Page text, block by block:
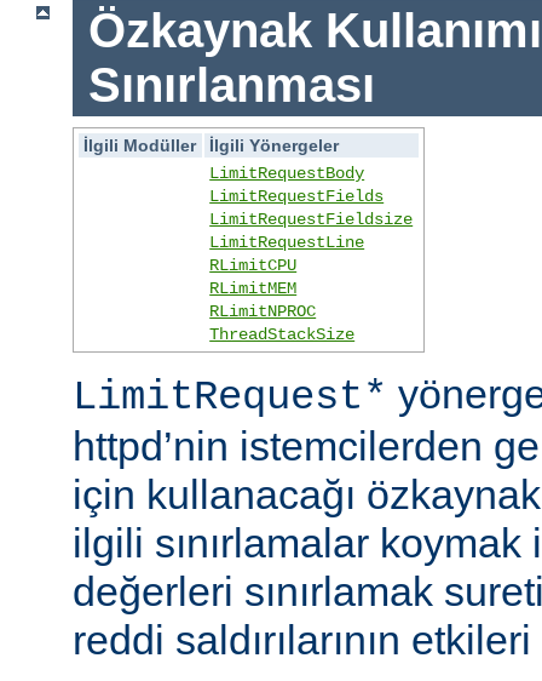
Özkaynak
Sınırlanması
İlgili Modüller
İlgili Yönergeler
LimitRequestBody
LimitRequestFields
LimitRequestFieldsize
LimitRequestLine
RLimitCPU
RLimitMEM
RLimitNPROC
ThreadStackSize
LimitRequest*
httpd’nin istemcilerden
için kullanacağı
ilgili sınırlamalar koymak
değerleri sınırlamak
reddi saldırılarının